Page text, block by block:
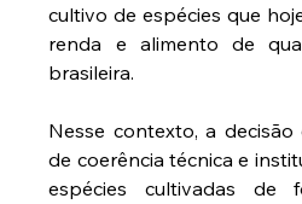
cultivo de espécies que
renda e alimento de
brasileira.
Nesse contexto, a decisão
de coerência técnica e
espécies cultivadas de